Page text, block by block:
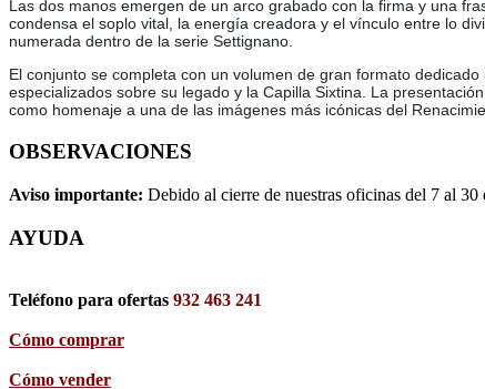
Las dos manos emergen de un arco grabado con la firma y una
condensa el soplo vital, la energía creadora y el vínculo entre lo
numerada dentro de la serie Settignano.
El conjunto se completa con un volumen de gran formato
especializados sobre su legado y la Capilla Sixtina. La
como homenaje a una de las imágenes más icónicas del
OBSERVACIONES
Aviso importante: Debido al cierre de nuestras oficinas del 7 al
AYUDA
Teléfono para ofertas 932 463 241
Cómo comprar
Cómo vender